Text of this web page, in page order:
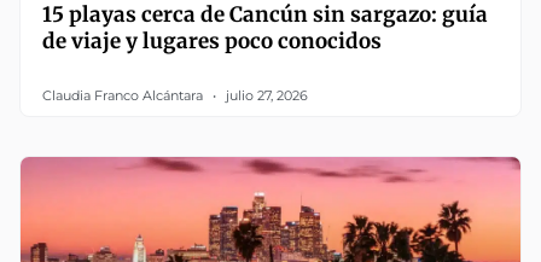
15 playas cerca de Cancún sin sargazo: guía
de viaje y lugares poco conocidos
Claudia Franco Alcántara julio 27, 2026